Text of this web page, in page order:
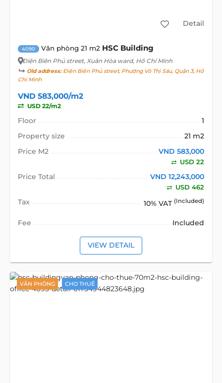
Detail
4090 Văn phòng 21 m2 HSC Building
Điện Biên Phủ street, Xuân Hòa ward, Hồ Chí Minh
Old address:Điện Biên Phủ street, Phường Võ Thị Sáu, Quận 3, Hồ
Chí Minh
VND 583,000/m2
USD 22/m2
Floor
1
Property size
21 m2
Price M2
VND 583,000
USD 22
Price Total VND 12,243,000
USD 462
Tax 10% VAT (Included)
Fee Included
VIEW DETAIL
VĂN PHÒNG CHO THUÊ